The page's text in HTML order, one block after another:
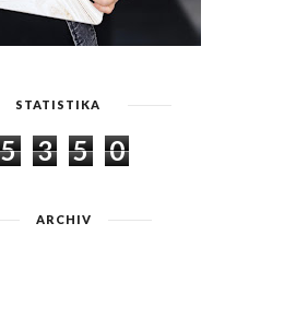
STATISTIKA
5 3 5 0
ARCHIV